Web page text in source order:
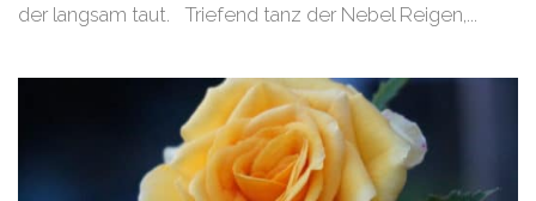
der langsam taut. Triefend tanz der Nebel Reigen,...